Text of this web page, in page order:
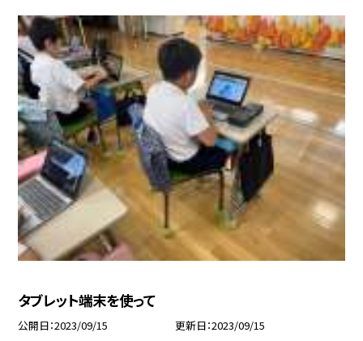
タブレット端末を使って
公開日 2023/09/15 更新日 2023/09/15